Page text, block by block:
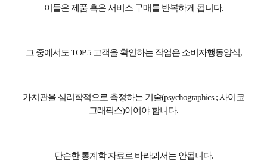
이들은 제품 혹은 서비스 구매를 반복하게 됩니다.
그 중에서도 TOP 5 고객을 확인하는 작업은 소비자행동양식,
가치관을 심리학적으로 측정하는 기술(psychographics ;사이코
그래픽스)이어야 합니다.
단순한 통계학 자료로 바라봐서는 안됩니다.